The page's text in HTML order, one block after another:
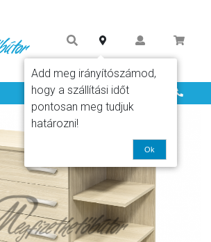
Info
Add meg irányítószámod,
hogy a szállítási időt
pontosan meg tudjuk
határozni!
Ok